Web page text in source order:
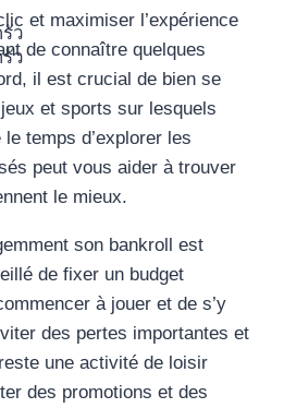
ว
ว
et maximiser l’expérience
de connaître quelques
il est crucial de bien se
et sports sur lesquels
temps d’explorer les
peut vous aider à trouver
le mieux.
son bankroll est
de fixer un budget
à jouer et de s’y
des pertes importantes et
une activité de loisir
des promotions et des